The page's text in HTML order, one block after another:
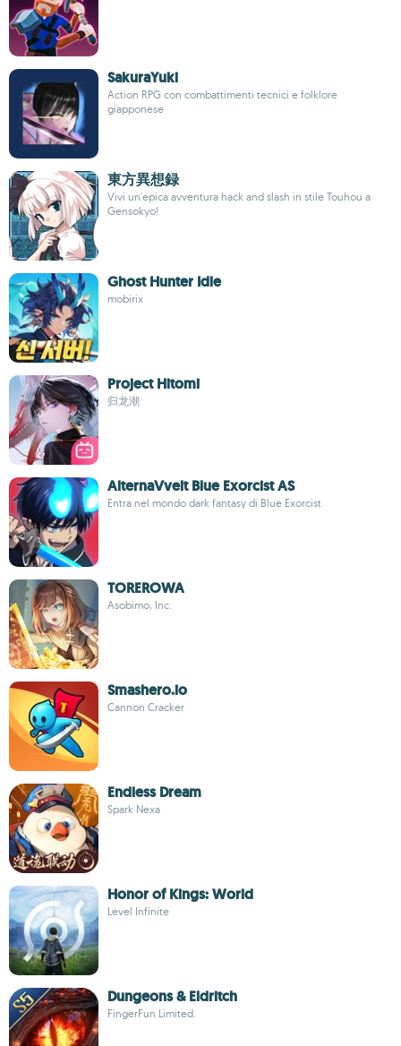
SakuraYuki
Action RPG con combattimenti tecnici e folklore
giapponese
東方異想録
Vivi un'epica avventura hack and slash in stile Touhou a
Gensokyo!
Ghost Hunter Idle
mobirix
Project Hitomi
归龙潮
AlternaVvelt Blue Exorcist AS
Entra nel mondo dark fantasy di Blue Exorcist
TOREROWA
Asobimo, Inc.
Smashero.io
Cannon Cracker
Endless Dream
Spark Nexa
Honor of Kings: World
Level Infinite
Dungeons & Eldritch
FingerFun Limited.